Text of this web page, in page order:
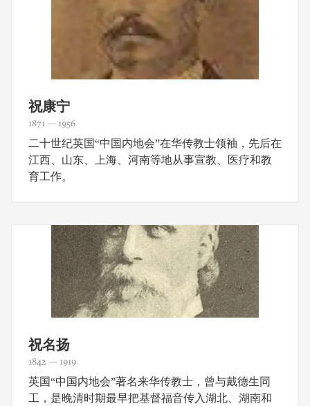
祝康宁
1871 — 1956
二十世纪英国“中国内地会”在华传教士领袖，先后在
江西、山东、上海、河南等地从事宣教、医疗和教
育工作。
祝名扬
1842 — 1919
英国“中国内地会”著名来华传教士，曾与戴德生同
工，是晚清时期最早把基督福音传入湖北、湖南和